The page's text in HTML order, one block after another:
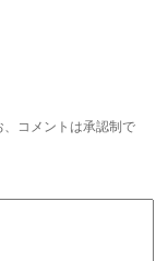
コメントは承認制で